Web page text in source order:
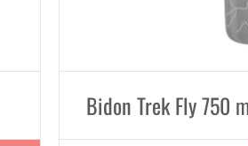
Bidon Trek Fly 750